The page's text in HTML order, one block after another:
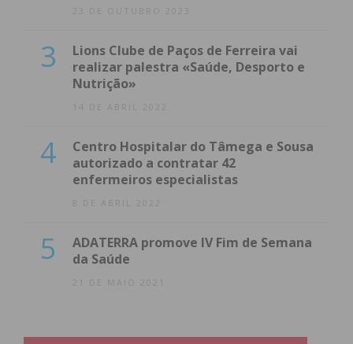
23 DE OUTUBRO 2023
3
Lions Clube de Paços de Ferreira vai
realizar palestra «Saúde, Desporto e
Nutrição»
14 DE ABRIL 2022
4
Centro Hospitalar do Tâmega e Sousa
autorizado a contratar 42
enfermeiros especialistas
8 DE ABRIL 2022
5
ADATERRA promove IV Fim de Semana
da Saúde
21 DE MAIO 2021